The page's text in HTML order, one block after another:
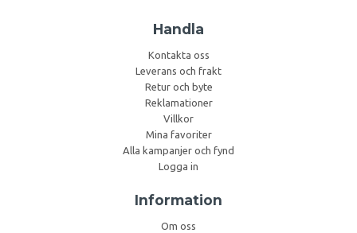
Handla
Kontakta oss
Leverans och frakt
Retur och byte
Reklamationer
Villkor
Mina favoriter
Alla kampanjer och fynd
Logga in
Information
Om oss